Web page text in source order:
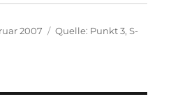
2007 Kategorien
Quelle: Punkt 3,S-